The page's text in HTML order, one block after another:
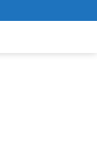
Paripurna